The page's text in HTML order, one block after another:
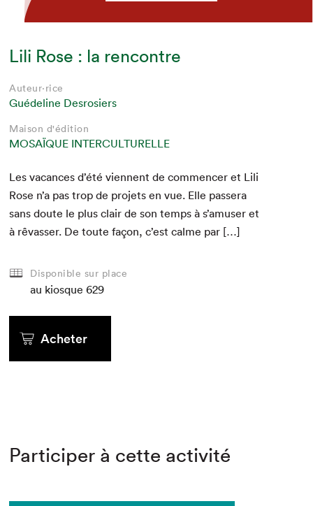
Lili Rose : la rencontre
Auteur·rice
Guédeline Desrosiers
Maison d'édition
MOSAÏQUE INTERCULTURELLE
Les vacances d’été vien­nent de com­mencer et Lili
Rose n’a pas trop de pro­jets en vue. Elle passera
sans doute le plus clair de son temps à s’amuser et
à rêvass­er. De toute façon, c’est calme par […]
Disponible sur place
au kiosque 629
Acheter
Participer à cette activité